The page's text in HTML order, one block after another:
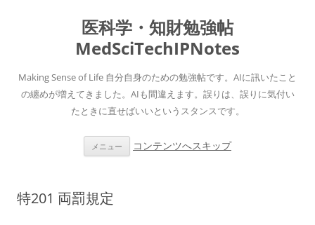
医科学・知財勉強帖
MedSciTechIPNotes
Making Sense of Life 自分自身のための勉強帖です。AIに訊いたこと
の纏めが増えてきました。AIも間違えます。誤りは、誤りに気付い
たときに直せばいいというスタンスです。
メニュー コンテンツへスキップ
特201 両罰規定